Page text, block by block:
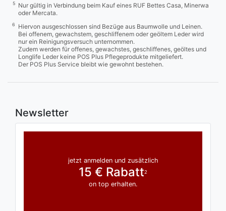
5
Nur gültig in Verbindung beim Kauf eines RUF Bettes Casa, Minerwa
oder Mercata.
6
Hiervon ausgeschlossen sind Bezüge aus Baumwolle und Leinen.
Bei offenem, gewachstem, geschliffenem oder geöltem Leder wird
nur ein Reinigungsversuch unternommen.
Zudem werden für offenes, gewachstes, geschliffenes, geöltes und
Longlife Leder keine POS Plus Pflegeprodukte mitgeliefert.
Der POS Plus Service bleibt wie gewohnt bestehen.
Newsletter
jetzt anmelden und zusätzlich
15 € Rabatt2
on top erhalten.